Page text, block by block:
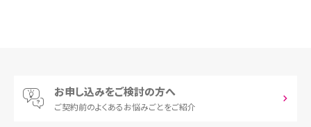
お申し込みをご検討の方へ
ご契約前のよくあるお悩みごとをご紹介